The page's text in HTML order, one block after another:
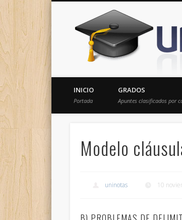
Donde encontrarás todas los apuntes de
INICIO
Portada
GRADOS
Apuntes clasificados por
Modelo
uninotas 10